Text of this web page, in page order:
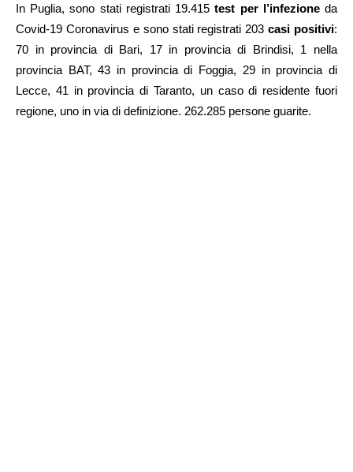
In Puglia, sono stati registrati 19.415test per l’infezioneda
Covid-19 Coronavirus e sono stati registrati 203casi positivi:
70 in provincia di Bari, 17 in provincia di Brindisi, 1 nella
provincia BAT, 43 in provincia di Foggia, 29 in provincia di
Lecce, 41 in provincia di Taranto, un caso di residente fuori
regione, uno in via di definizione. 262.285 persone guarite.